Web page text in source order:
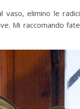
elimino le radici
Mi raccomando fate